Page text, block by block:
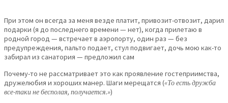
При этом он всегда за меня везде платит, привозит-отвозит, дарил
подарки (я до последнего времени — нет), когда прилетаю в
родной город — встречает в аэропорту, один раз — без
предупреждения, пальто подает, стул подвигает, дочь мою как-то
забирал из санатория — предложил сам
Почему-то не рассматривает это как проявление гостеприимства,
дружелюбия и хороших манер. Шаги мерещатся («То есть дружба
все-таки не бесполая, получается.»)